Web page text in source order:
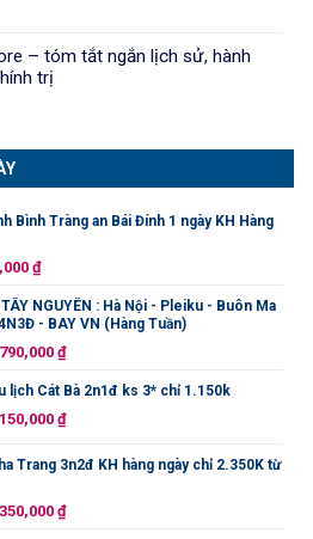
– tóm tắt ngắn lịch sử, hành
trị
Bình Tràng an Bái Đính 1 ngày KH Hàng
₫.
₫Giá
tại
699,000 ₫.
NGUYÊN : Hà Nội - Pleiku - Buôn Ma
- BAY VN (Hàng Tuần)
₫.
₫Giá
tại
là:
lịch Cát Bà 2n1đ ks 3* chỉ 1.150k
₫Giá
tại
1,150,000 ₫.
Trang 3n2đ KH hàng ngày chỉ 2.350K từ
₫Giá